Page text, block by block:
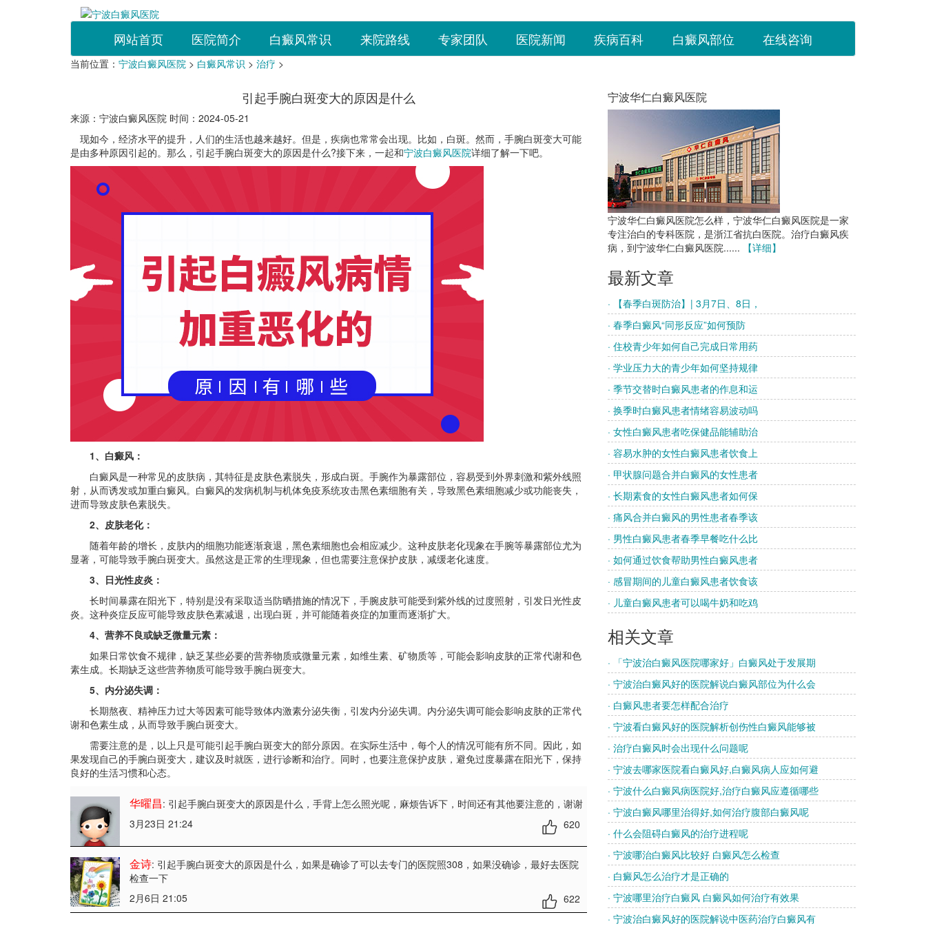
网站首页 医院简介 白癜风常识 来院路线 专家团队 医院新闻 疾病百科 白癜风部位 在线咨询
当前位置： 宁波白癜风医院 > 白癜风常识 > 治疗 >
引起手腕白斑变大的原因是什么
来源：宁波白癜风医院 时间：2024-05-21
现如今，经济水平的提升，人们的生活也越来越好。但是，疾病也常常会出现。比如，白斑。然而，手腕白斑变大可能
是由多种原因引起的。那么，引起手腕白斑变大的原因是什么?接下来，一起和宁波白癜风医院详细了解一下吧。
1、白癜风：
白癜风是一种常见的皮肤病，其特征是皮肤色素脱失，形成白斑。手腕作为暴露部位，容易受到外界刺激和紫外线照
射，从而诱发或加重白癜风。白癜风的发病机制与机体免疫系统攻击黑色素细胞有关，导致黑色素细胞减少或功能丧失，
进而导致皮肤色素脱失。
2、皮肤老化：
随着年龄的增长，皮肤内的细胞功能逐渐衰退，黑色素细胞也会相应减少。这种皮肤老化现象在手腕等暴露部位尤为
显著，可能导致手腕白斑变大。虽然这是正常的生理现象，但也需要注意保护皮肤，减缓老化速度。
3、日光性皮炎：
长时间暴露在阳光下，特别是没有采取适当防晒措施的情况下，手腕皮肤可能受到紫外线的过度照射，引发日光性皮
炎。这种炎症反应可能导致皮肤色素减退，出现白斑，并可能随着炎症的加重而逐渐扩大。
4、营养不良或缺乏微量元素：
如果日常饮食不规律，缺乏某些必要的营养物质或微量元素，如维生素、矿物质等，可能会影响皮肤的正常代谢和色
素生成。长期缺乏这些营养物质可能导致手腕白斑变大。
5、内分泌失调：
长期熬夜、精神压力过大等因素可能导致体内激素分泌失衡，引发内分泌失调。内分泌失调可能会影响皮肤的正常代
谢和色素生成，从而导致手腕白斑变大。
需要注意的是，以上只是可能引起手腕白斑变大的部分原因。在实际生活中，每个人的情况可能有所不同。因此，如
果发现自己的手腕白斑变大，建议及时就医，进行诊断和治疗。同时，也要注意保护皮肤，避免过度暴露在阳光下，保持
良好的生活习惯和心态。
华曜昌: 引起手腕白斑变大的原因是什么 ，手背上怎么照光呢，麻烦告诉下，时间还有其他要注意的，谢谢
3月23日 21:24
620
金诗: 引起手腕白斑变大的原因是什么 ，如果是确诊了可以去专门的医院照308，如果没确诊，最好去医院
检查一下
2月6日 21:05
622
宁波华仁白癜风医院
宁波华仁白癜风医院怎么样，宁波华仁白癜风医院是一家
专注治白的专科医院，是浙江省抗白医院。治疗白癜风疾
病，到宁波华仁白癜风医院......
【详细】
最新文章
· 【春季白斑防治】| 3月7日、8日，
· 春季白癜风“同形反应”如何预防
· 住校青少年如何自己完成日常用药
· 学业压力大的青少年如何坚持规律
· 季节交替时白癜风患者的作息和运
· 换季时白癜风患者情绪容易波动吗
· 女性白癜风患者吃保健品能辅助治
· 容易水肿的女性白癜风患者饮食上
· 甲状腺问题合并白癜风的女性患者
· 长期素食的女性白癜风患者如何保
· 痛风合并白癜风的男性患者春季该
· 男性白癜风患者春季早餐吃什么比
· 如何通过饮食帮助男性白癜风患者
· 感冒期间的儿童白癜风患者饮食该
· 儿童白癜风患者可以喝牛奶和吃鸡
相关文章
· 「宁波治白癜风医院哪家好」白癜风处于发展期
· 宁波治白癜风好的医院解说白癜风部位为什么会
· 白癜风患者要怎样配合治疗
· 宁波看白癜风好的医院解析创伤性白癜风能够被
· 治疗白癜风时会出现什么问题呢
· 宁波去哪家医院看白癜风好,白癜风病人应如何避
· 宁波什么白癜风病医院好,治疗白癜风应遵循哪些
· 宁波白癜风哪里治得好,如何治疗腹部白癜风呢
· 什么会阻碍白癜风的治疗进程呢
· 宁波哪治白癜风比较好 白癜风怎么检查
· 白癜风怎么治疗才是正确的
· 宁波哪里治疗白癜风 白癜风如何治疗有效果
· 宁波治白癜风好的医院解说中医药治疗白癜风有